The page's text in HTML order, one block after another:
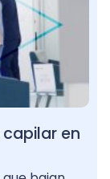
en